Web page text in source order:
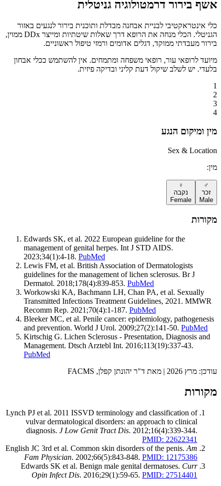
אשף בירור דרמטולוגיה גניטלית
כלי אינטראקטיבי לבניית אבחנה מבדלת ותוכנית בירור לנגעים באזור
הגניטלי. הכלי מנחה את הרופא דרך שאלות שיטתיות ומייצר DDx ממוין,
בירור מעבדתי ממוקד, דגלים אדומים ורמזי טיפול ראשוניים.
מיועד לרופאי עור, רופאי משפחה ומתמחים. אין להשתמש ככלי אבחון
בלעדי. יש לשלב שיקול דעת קליני ובדיקה פיזית.
1
2
3
4
מין ומיקום הנגע
Sex & Location
מין:
♂️
זכר
Male
♀️
נקבה
Female
מקורות
Edwards SK, et al. 2022 European guideline for the
management of genital herpes. Int J STD AIDS.
2023;34(1):4-18. PubMed
Lewis FM, et al. British Association of Dermatologists
guidelines for the management of lichen sclerosus. Br J
Dermatol. 2018;178(4):839-853. PubMed
Workowski KA, Bachmann LH, Chan PA, et al. Sexually
Transmitted Infections Treatment Guidelines, 2021. MMWR
Recomm Rep. 2021;70(4):1-187. PubMed
Bleeker MC, et al. Penile cancer: epidemiology, pathogenesis
and prevention. World J Urol. 2009;27(2):141-50. PubMed
Kirtschig G. Lichen Sclerosus - Presentation, Diagnosis and
Management. Dtsch Arztebl Int. 2016;113(19):337-43.
PubMed
עודכן: מרץ 2026 | מאת ד"ר יהונתן קפלן, FACMS
מקורות
Lynch PJ et al. 2011 ISSVD terminology and classification of
vulvar dermatological disorders: an approach to clinical
diagnosis. J Low Genit Tract Dis. 2012;16(4):339-344.
PMID: 22622341
English JC 3rd et al. Common skin disorders of the penis. Am
Fam Physician. 2002;66(5):843-848. PMID: 12175386
Edwards SK et al. Benign male genital dermatoses. Curr
Opin Infect Dis. 2016;29(1):59-65. PMID: 27514401